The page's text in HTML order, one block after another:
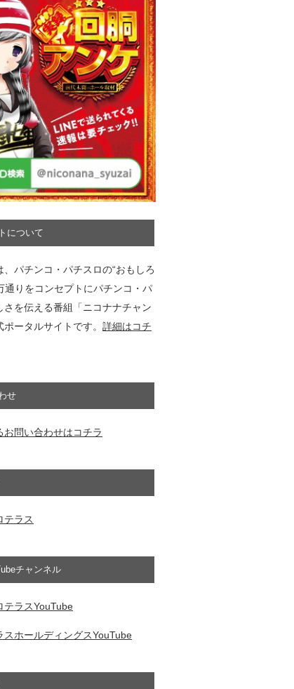
について
、パチンコ・パチスロの“おもしろ
通りをコンセプトにパチンコ・パ
さを伝える番組「ニコナナチャン
ータルサイトです。 詳細はコチ
せ
お問い合わせはコチラ
テラス
チャンネル
テラスYouTube
スホールディングスYouTube